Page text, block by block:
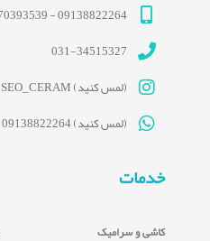
09138822264 - 09170393539
031-34515327
(لمس کنید) SEO_CERAM
(لمس کنید) 09138822264
خدمات
کاشی و سرامیک